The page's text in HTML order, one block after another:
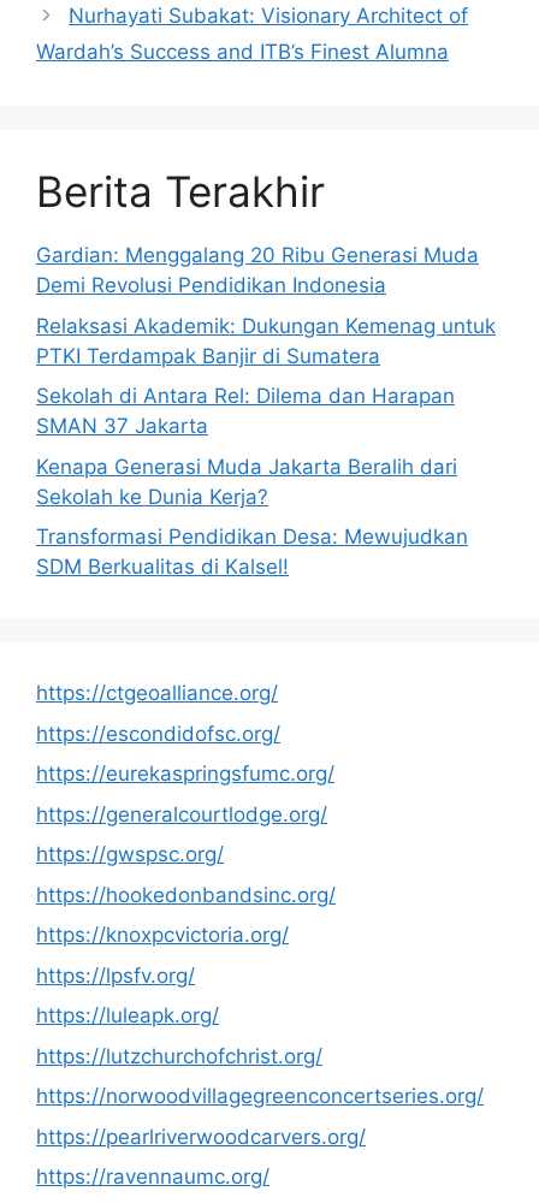
Nurhayati Subakat: Visionary Architect of
Wardah’s Success and ITB’s Finest Alumna
Berita Terakhir
Gardian: Menggalang 20 Ribu Generasi Muda
Demi Revolusi Pendidikan Indonesia
Relaksasi Akademik: Dukungan Kemenag untuk
PTKI Terdampak Banjir di Sumatera
Sekolah di Antara Rel: Dilema dan Harapan
SMAN 37 Jakarta
Kenapa Generasi Muda Jakarta Beralih dari
Sekolah ke Dunia Kerja?
Transformasi Pendidikan Desa: Mewujudkan
SDM Berkualitas di Kalsel!
https://ctgeoalliance.org/
https://escondidofsc.org/
https://eurekaspringsfumc.org/
https://generalcourtlodge.org/
https://gwspsc.org/
https://hookedonbandsinc.org/
https://knoxpcvictoria.org/
https://lpsfv.org/
https://luleapk.org/
https://lutzchurchofchrist.org/
https://norwoodvillagegreenconcertseries.org/
https://pearlriverwoodcarvers.org/
https://ravennaumc.org/